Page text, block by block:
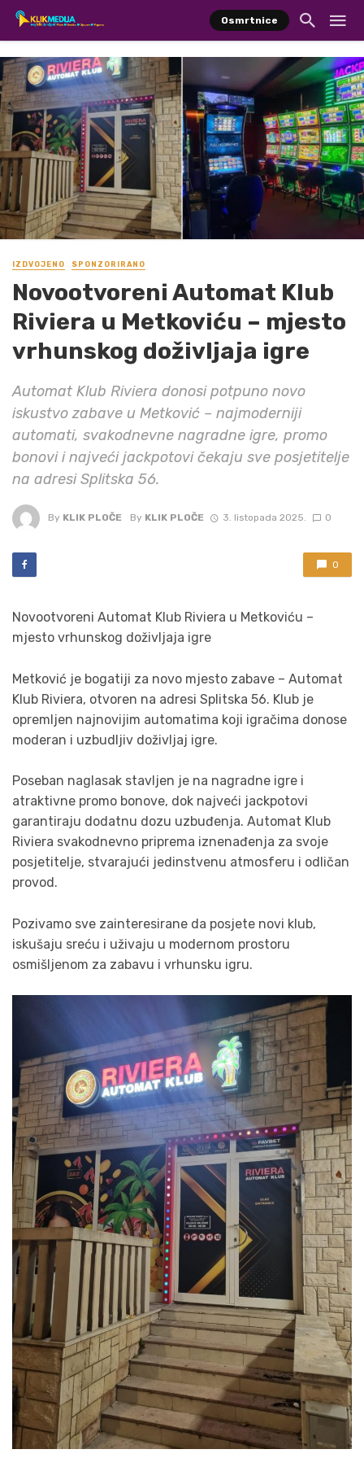
Osmrtnice
IZDVOJENO SPONZORIRANO
Novootvoreni Automat Klub
Riviera u Metkoviću – mjesto
vrhunskog doživljaja igre
Automat Klub Riviera donosi potpuno novo
iskustvo zabave u Metković – najmoderniji
automati, svakodnevne nagradne igre, promo
bonovi i najveći jackpotovi čekaju sve posjetitelje
na adresi Splitska 56.
By KLIK PLOČE By KLIK PLOČE 3. listopada 2025. 0
0
Novootvoreni Automat Klub Riviera u Metkoviću –
mjesto vrhunskog doživljaja igre
Metković je bogatiji za novo mjesto zabave – Automat
Klub Riviera, otvoren na adresi Splitska 56. Klub je
opremljen najnovijim automatima koji igračima donose
moderan i uzbudljiv doživljaj igre.
Poseban naglasak stavljen je na nagradne igre i
atraktivne promo bonove, dok najveći jackpotovi
garantiraju dodatnu dozu uzbuđenja. Automat Klub
Riviera svakodnevno priprema iznenađenja za svoje
posjetitelje, stvarajući jedinstvenu atmosferu i odličan
provod.
Pozivamo sve zainteresirane da posjete novi klub,
iskušaju sreću i uživaju u modernom prostoru
osmišljenom za zabavu i vrhunsku igru.